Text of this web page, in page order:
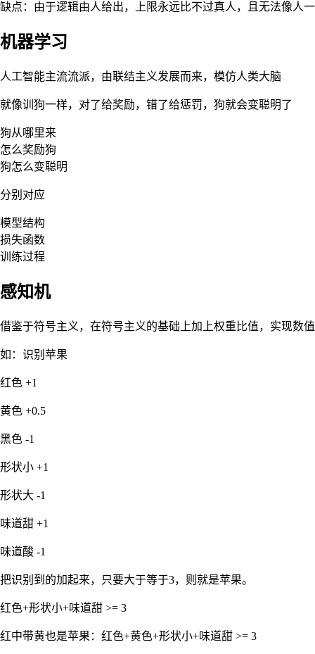
缺点：由于逻辑由人给出，上限永远比不过真人，且无法像人
机器学习
人工智能主流流派，由联结主义发展而来，模仿人类大脑
就像训狗一样，对了给奖励，错了给惩罚，狗就会变聪明了
狗从哪里来
怎么奖励狗
狗怎么变聪明
分别对应
模型结构
损失函数
训练过程
感知机
借鉴于符号主义，在符号主义的基础上加上权重比值，实现数
如：识别苹果
红色 +1
黄色 +0.5
黑色 -1
形状小 +1
形状大 -1
味道甜 +1
味道酸 -1
把识别到的加起来，只要大于等于3，则就是苹果。
红色+形状小+味道甜 >= 3
红中带黄也是苹果：红色+黄色+形状小+味道甜 >= 3